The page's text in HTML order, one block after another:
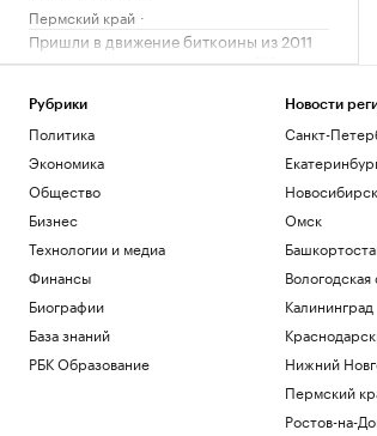
Пермский край
Пришли в движение биткоины из 2011
года. Их владелец в плюсе на $10 млн
CMO: чем занимается директор по
маркетингу
Образование
WSJ узнала о смене позиции разведки
США о «нападении» России на НАТО
Политика
Рубрики
Политика
Экономика
Общество
Бизнес
Технологии и медиа
Финансы
Биографии
База знаний
РБК Образование
Новости
Санкт-
Новосибирск
Омск
Вологодская
Калининград
Нижний
Пермский
Ростов-на-